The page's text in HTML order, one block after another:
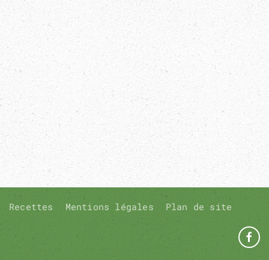
Recettes Mentions légales Plan de site